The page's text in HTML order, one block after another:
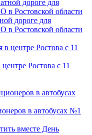
дороге для
в Ростовской области
Ростова с 11
в автобусах №1